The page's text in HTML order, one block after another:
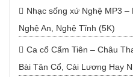
Nhạc sống xứ Nghệ MP3 –
Nghệ An, Nghệ Tĩnh (5K)
Ca cổ Cẩm Tiên – Châu
Bài Tân Cổ, Cải Lương Hay